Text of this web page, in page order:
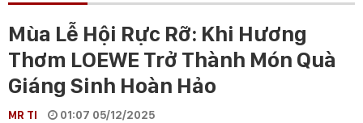
Mùa Lễ Hội Rực Rỡ: Khi Hương
Thơm LOEWE Trở Thành Món Quà
Giáng Sinh Hoàn Hảo
MR TI 01:07 05/12/2025